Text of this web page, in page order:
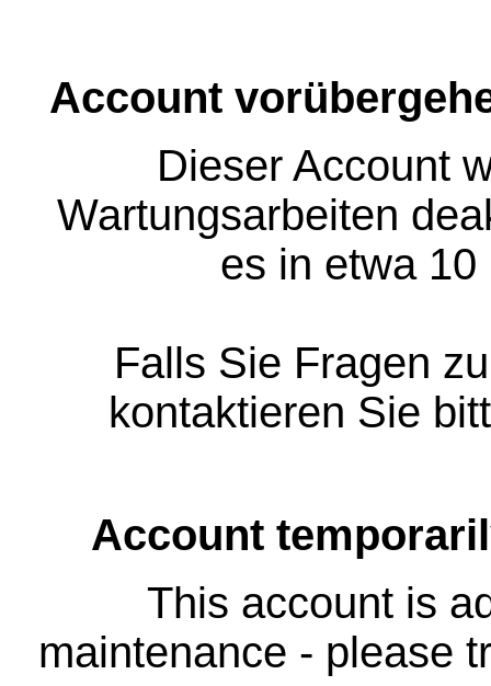
Account
Dieser Account
Wartungsarbeiten
es in etwa
Falls Sie Fragen
kontaktieren Sie
Account
This account is
maintenance - please